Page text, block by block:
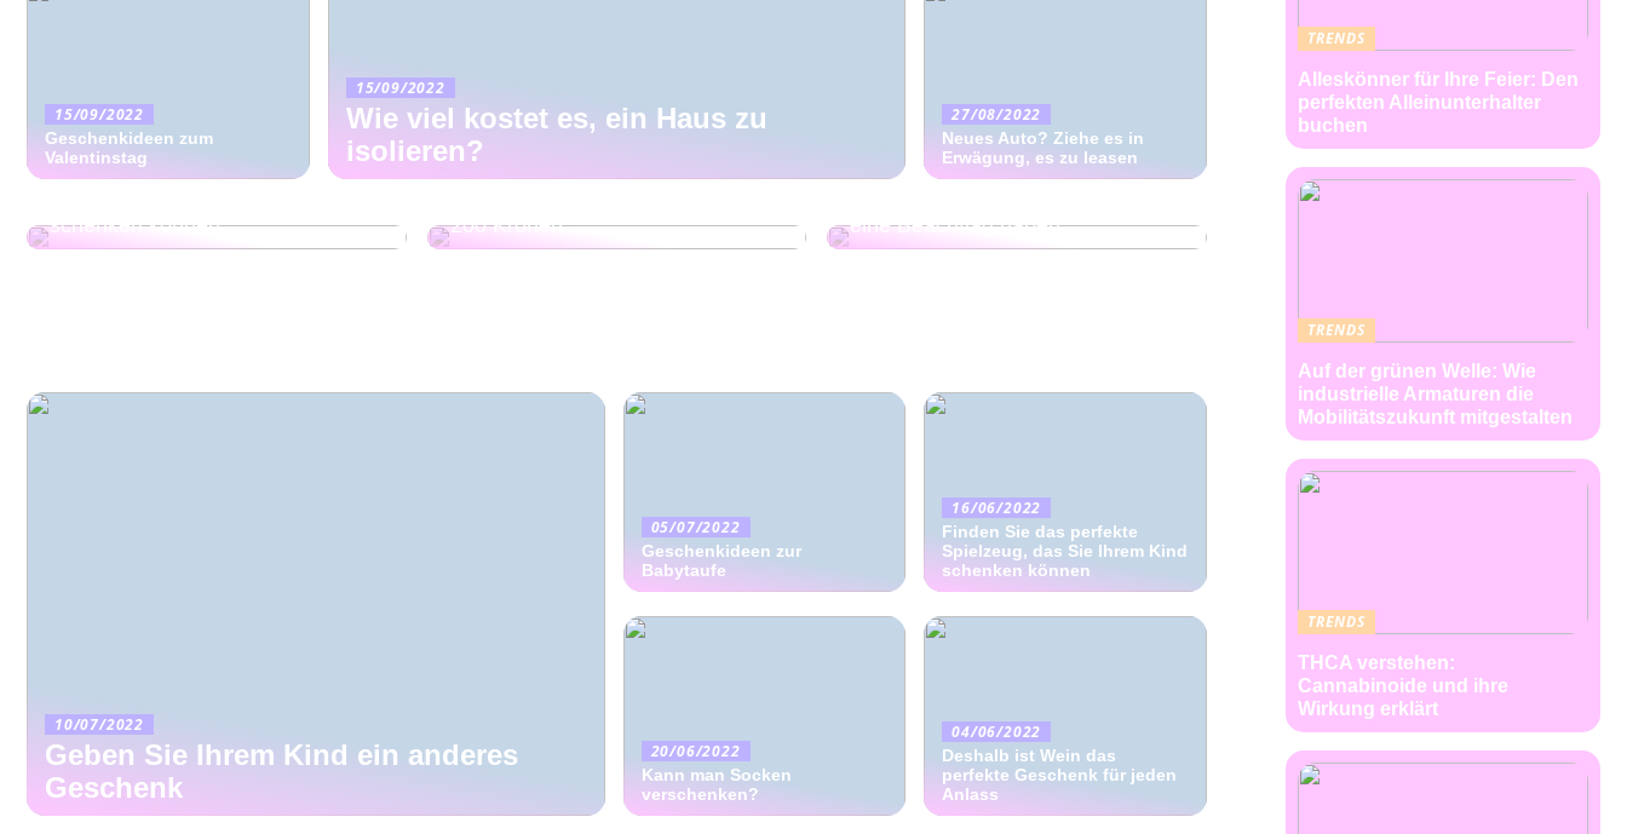
15/09/2022
Geschenkideen zum
Valentinstag
15/09/2022
Wie viel kostet es, ein Haus zu
isolieren?
27/08/2022
Neues Auto? Ziehe es in
Erwägung, es zu leasen
Finden Sie das perfekte
schenken können
Gute Ideen für
200 Kronen
eine Beachflag haben
10/07/2022
Geben Sie Ihrem Kind ein anderes
Geschenk
05/07/2022
Geschenkideen zur
Babytaufe
20/06/2022
Kann man Socken
verschenken?
16/06/2022
Finden Sie das perfekte
Spielzeug, das Sie Ihrem Kind
schenken können
04/06/2022
Deshalb ist Wein das
perfekte Geschenk für jeden
Anlass
Dann ist Geschenkezeit für sie –
TRENDS
Alleskönner für Ihre Feier: Den
perfekten Alleinunterhalter
buchen
TRENDS
Auf der grünen Welle: Wie
industrielle Armaturen die
Mobilitätszukunft mitgestalten
TRENDS
THCA verstehen:
Cannabinoide und ihre
Wirkung erklärt